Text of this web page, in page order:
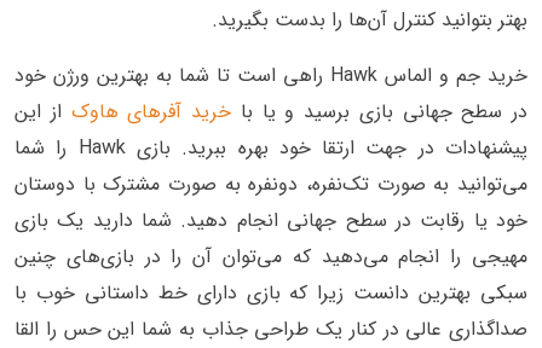
بهتر بتوانید کنترل آن‌ها را بدست بگیرید.
خرید جم و الماس Hawk راهی است تا شما به بهترین ورژن خود
در سطح جهانی بازی برسید و یا با خرید آفرهای هاوک از این
پیشنهادات در جهت ارتقا خود بهره ببرید. بازی Hawk را شما
می‌توانید به صورت تک‌نفره، دونفره به صورت مشترک با دوستان
خود یا رقابت در سطح جهانی انجام دهید. شما دارید یک بازی
مهیجی را انجام می‌دهید که می‌توان آن را در بازی‌های چنین
سبکی بهترین دانست زیرا که بازی دارای خط داستانی خوب با
صداگذاری عالی در کنار یک طراحی جذاب به شما این حس را القا